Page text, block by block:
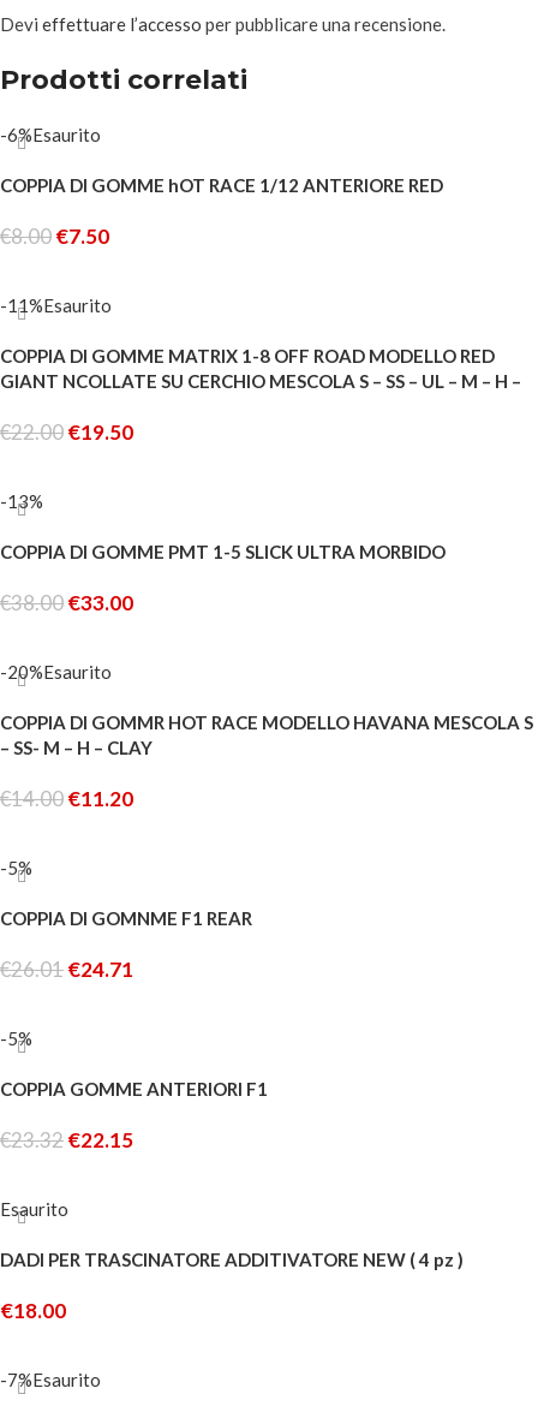
Devi effettuare l’accesso per pubblicare una recensione.
Prodotti correlati
-6%Esaurito
COPPIA DI GOMME hOT RACE 1/12 ANTERIORE RED
€8.00€7.50
-11%Esaurito
COPPIA DI GOMME MATRIX 1-8 OFF ROAD MODELLO RED
GIANT NCOLLATE SU CERCHIO MESCOLA S – SS – UL – M – H –
€22.00€19.50
-13%
COPPIA DI GOMME PMT 1-5 SLICK ULTRA MORBIDO
€38.00€33.00
-20%Esaurito
COPPIA DI GOMMR HOT RACE MODELLO HAVANA MESCOLA S
– SS- M – H – CLAY
€14.00€11.20
-5%
COPPIA DI GOMNME F1 REAR
€26.01€24.71
-5%
COPPIA GOMME ANTERIORI F1
€23.32€22.15
Esaurito
DADI PER TRASCINATORE ADDITIVATORE NEW ( 4 pz )
€18.00
-7%Esaurito